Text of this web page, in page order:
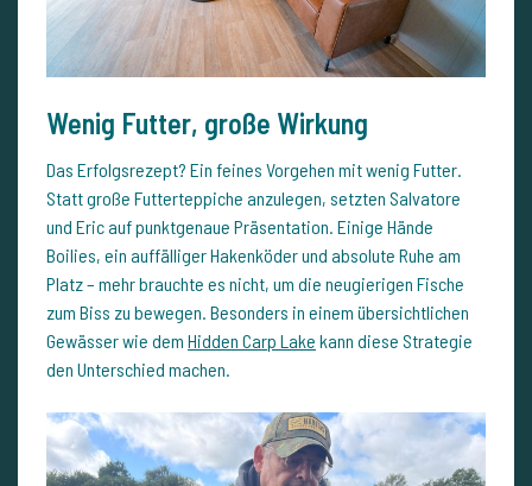
Wenig Futter, große Wirkung
Das Erfolgsrezept? Ein feines Vorgehen mit wenig Futter.
Statt große Futterteppiche anzulegen, setzten Salvatore
und Eric auf punktgenaue Präsentation. Einige Hände
Boilies, ein auffälliger Hakenköder und absolute Ruhe am
Platz – mehr brauchte es nicht, um die neugierigen Fische
zum Biss zu bewegen. Besonders in einem übersichtlichen
Gewässer wie dem Hidden Carp Lake kann diese Strategie
den Unterschied machen.